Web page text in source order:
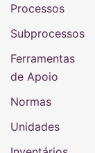
Processos
Subprocessos
Ferramentas
de Apoio
Normas
Unidades